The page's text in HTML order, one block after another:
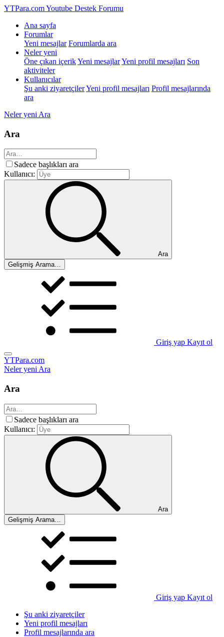
YTPara.comYoutube Destek Forumu
Ana sayfa
Forumlar
Yeni mesajlar Forumlarda ara
Neler yeni
Öne çıkan içerikYeni mesajlarYeni profil mesajları Son
aktiviteler
Kullanıcılar
Şu anki ziyaretçilerYeni profil mesajları Profil mesajlarında
ara
Neler yeni Ara
Ara
Sadece başlıkları ara
Kullanıcı:
Ara
Gelişmiş Arama…
Giriş yap Kayıt ol
YTPara.com
Neler yeniAra
Ara
Sadece başlıkları ara
Kullanıcı:
Ara
Gelişmiş Arama…
Giriş yap Kayıt ol
Şu anki ziyaretçiler
Yeni profil mesajları
Profil mesajlarında ara